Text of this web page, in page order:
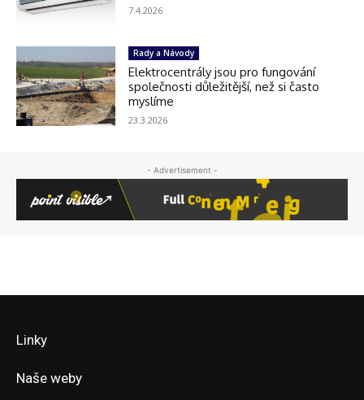
7.4.2026
Rady a Návody
Elektrocentrály jsou pro fungování
společnosti důležitější, než si často
myslíme
23.3.2026
- Advertisement -
Linky
Naše weby